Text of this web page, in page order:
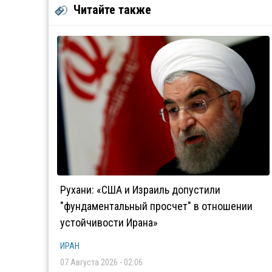
Читайте также
Рухани: «США и Израиль допустили
"фундаментальный просчет" в отношении
устойчивости Ирана»
ИРАН
07 Августа 2026 - 02:06